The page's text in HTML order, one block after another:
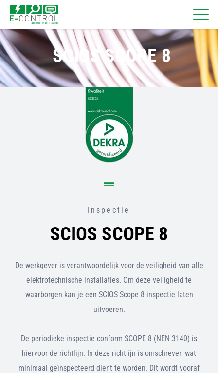
SCIOS SCOPE 8
Inspectie
SCIOS SCOPE 8
De werkgever is verantwoordelijk voor de veiligheid van alle
elektrotechnische installaties. Om deze veiligheid te
waarborgen kan je een SCIOS Scope 8 inspectie laten
uitvoeren.
De periodieke inspectie conform SCOPE 8 (NEN 3140) is
hiervoor de richtlijn. In deze richtlijn is omschreven wat
minimaal geïnspecteerd dient te worden. Dit wordt vooraf